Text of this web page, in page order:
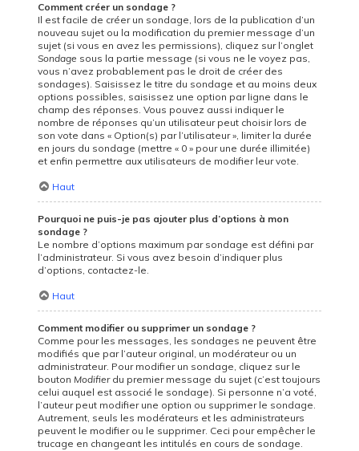
Comment créer un sondage ?
Il est facile de créer un sondage, lors de la publication d’un
nouveau sujet ou la modification du premier message d’un
sujet (si vous en avez les permissions), cliquez sur l’onglet
Sondage sous la partie message (si vous ne le voyez pas,
vous n’avez probablement pas le droit de créer des
sondages). Saisissez le titre du sondage et au moins deux
options possibles, saisissez une option par ligne dans le
champ des réponses. Vous pouvez aussi indiquer le
nombre de réponses qu’un utilisateur peut choisir lors de
son vote dans « Option(s) par l’utilisateur », limiter la durée
en jours du sondage (mettre « 0 » pour une durée illimitée)
et enfin permettre aux utilisateurs de modifier leur vote.
Haut
Pourquoi ne puis-je pas ajouter plus d’options à mon
sondage ?
Le nombre d’options maximum par sondage est défini par
l’administrateur. Si vous avez besoin d’indiquer plus
d’options, contactez-le.
Haut
Comment modifier ou supprimer un sondage ?
Comme pour les messages, les sondages ne peuvent être
modifiés que par l’auteur original, un modérateur ou un
administrateur. Pour modifier un sondage, cliquez sur le
boutonModifierdu premier message du sujet (c’est toujours
celui auquel est associé le sondage). Si personne n’a voté,
l’auteur peut modifier une option ou supprimer le sondage.
Autrement, seuls les modérateurs et les administrateurs
peuvent le modifier ou le supprimer. Ceci pour empêcher le
trucage en changeant les intitulés en cours de sondage.